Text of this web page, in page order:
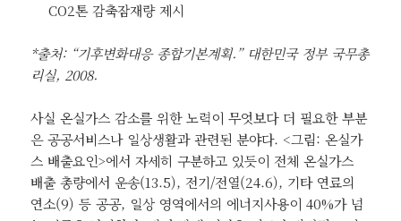
CO2톤 감축잠재량 제시
*출처: “기후변화대응 종합기본계획.” 대한민국 정부 국무총
리실, 2008.
사실 온실가스 감소를 위한 노력이 무엇보다 더 필요한 부분
은 공공서비스나 일상생활과 관련된 분야다. <그림: 온실가
스 배출요인>에서 자세히 구분하고 있듯이 전체 온실가스
배출 총량에서 운송(13.5), 전기/전열(24.6), 기타 연료의
연소(9) 등 공공, 일상 영역에서의 에너지사용이 40%가 넘